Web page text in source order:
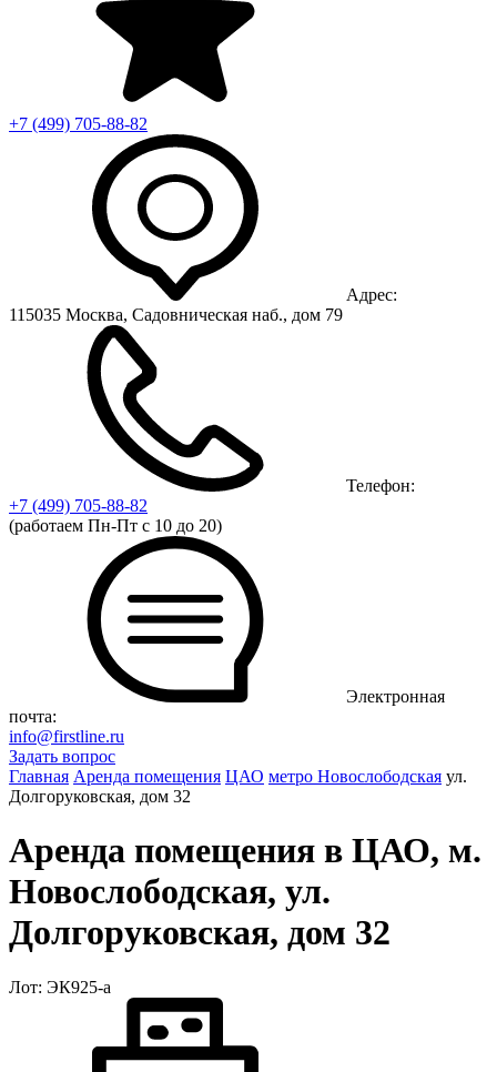
+7 (499) 705-88-82
Адрес:
115035 Москва, Садовническая наб., дом 79
Телефон:
+7 (499) 705-88-82
(работаем Пн-Пт с 10 до 20)
Электронная
почта:
info@firstline.ru
Задать вопрос
Главная Аренда помещения ЦАО метро Новослободская ул.
Долгоруковская, дом 32
Аренда помещения в ЦАО, м.
Новослободская, ул.
Долгоруковская, дом 32
Лот: ЭК925-a